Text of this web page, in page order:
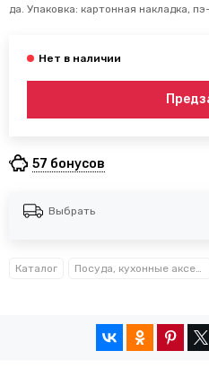
да. Упаковка: картонная накладка,
57 бонусов
Выбрать
Каталог Посуда, кухонные аксессуары и принадлежности TM Kamille TM Ofenbach